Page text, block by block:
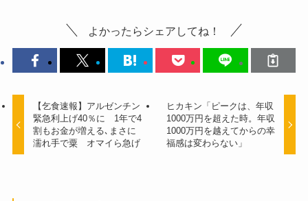
よかったらシェアしてね！
【乞食速報】アルゼンチン
緊急利上げ40％に 1年で4
割もお金が増える､まさに
濡れ手で粟 オマイら急げ
ヒカキン「ピークは、年収
1000万円を超えた時。年収
1000万円を越えてからの幸
福感は変わらない」